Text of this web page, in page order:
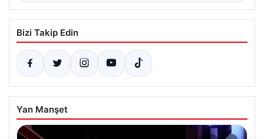
Bizi Takip Edin
Yan Manşet